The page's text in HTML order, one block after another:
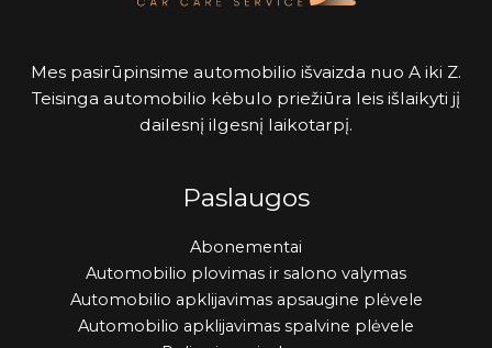
Mes pasirūpinsime automobilio išvaizda nuo A iki Z.
Teisinga automobilio kėbulo priežiūra leis išlaikyti jį
dailesnį ilgesnį laikotarpį.
Paslaugos
Abonementai
Automobilio plovimas ir salono valymas
Automobilio apklijavimas apsaugine plėvele
Automobilio apklijavimas spalvine plėvele